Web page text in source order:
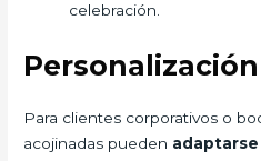
celebración.
Para clientes corporativos o
acojinadas pueden